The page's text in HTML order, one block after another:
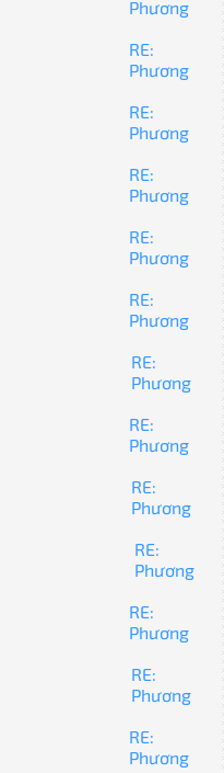
Phương
RE:
Phương
RE:
Phương
RE:
Phương
RE:
Phương
RE:
Phương
RE:
Phương
RE:
Phương
RE:
Phương
RE:
Phương
RE:
Phương
RE:
Phương
RE:
Phương